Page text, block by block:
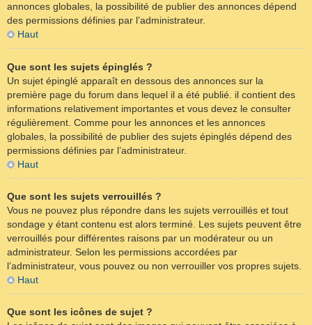
annonces globales, la possibilité de publier des annonces dépend
des permissions définies par l’administrateur.
Haut
Que sont les sujets épinglés ?
Un sujet épinglé apparaît en dessous des annonces sur la
première page du forum dans lequel il a été publié. il contient des
informations relativement importantes et vous devez le consulter
régulièrement. Comme pour les annonces et les annonces
globales, la possibilité de publier des sujets épinglés dépend des
permissions définies par l’administrateur.
Haut
Que sont les sujets verrouillés ?
Vous ne pouvez plus répondre dans les sujets verrouillés et tout
sondage y étant contenu est alors terminé. Les sujets peuvent être
verrouillés pour différentes raisons par un modérateur ou un
administrateur. Selon les permissions accordées par
l’administrateur, vous pouvez ou non verrouiller vos propres sujets.
Haut
Que sont les icônes de sujet ?